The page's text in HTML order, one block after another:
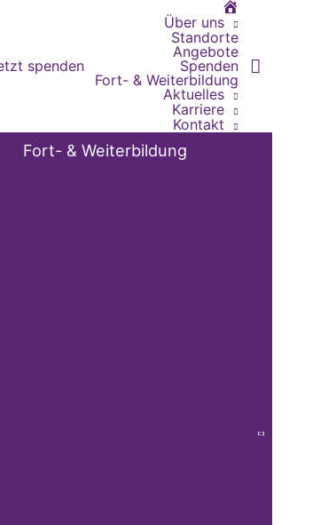
spenden
Über uns
Standorte
Angebote
Spenden
Fort- & Weiterbildung
Aktuelles
Karriere
Kontakt
Fort- & Weiterbildung